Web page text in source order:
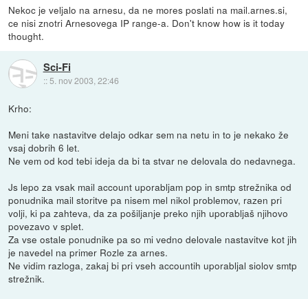
Nekoc je veljalo na arnesu, da ne mores poslati na mail.arnes.si,
ce nisi znotri Arnesovega IP range-a. Don't know how is it today
thought.
Sci-Fi
:: 5. nov 2003, 22:46
Krho:
Meni take nastavitve delajo odkar sem na netu in to je nekako že
vsaj dobrih 6 let.
Ne vem od kod tebi ideja da bi ta stvar ne delovala do nedavnega.
Js lepo za vsak mail account uporabljam pop in smtp strežnika od
ponudnika mail storitve pa nisem mel nikol problemov, razen pri
volji, ki pa zahteva, da za pošiljanje preko njih uporabljaš njihovo
povezavo v splet.
Za vse ostale ponudnike pa so mi vedno delovale nastavitve kot jih
je navedel na primer Rozle za arnes.
Ne vidim razloga, zakaj bi pri vseh accountih uporabljal siolov smtp
strežnik.